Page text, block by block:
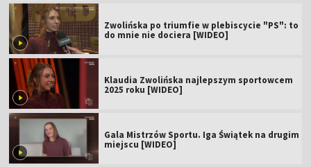
Zwolińska po triumfie w plebiscycie "PS": to
do mnie nie dociera [WIDEO]
Klaudia Zwolińska najlepszym sportowcem
2025 roku [WIDEO]
Gala Mistrzów Sportu. Iga Świątek na drugim
miejscu [WIDEO]